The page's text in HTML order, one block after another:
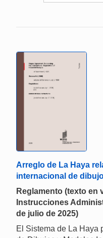
Arreglo de La Haya
internacional de
Reglamento (texto en
Instrucciones
de julio de 2025)
El Sistema de La Haya